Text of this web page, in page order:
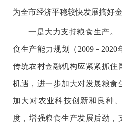
为全市经济平稳较快发展搞好金
一是大力支持粮食生产。
食生产能力规划（2009－
传统农村金融机构应紧紧抓住
机遇，进一步加大对发展粮食
加大对农业科技创新和良种
度，增强粮食生产发展后劲，